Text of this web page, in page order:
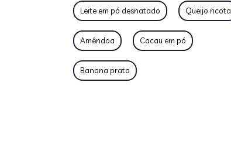
Leite em pó desnatado Queijo ricota
Amêndoa Cacau em pó
Banana prata